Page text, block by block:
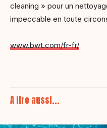
cleaning » pour un
impeccable en toute
www.bwt.com/fr-fr/
A lire aussi...